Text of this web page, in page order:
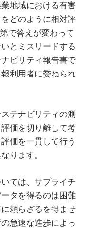
地域における有害
どのように相対評
で答えが変わって
とミスリードする
ビリティ報告書で
利用者に委ねられ
テナビリティの測
価を切り離して考
価を一貫して行う
ります。
ては、サプライチ
タを得るのは困難
頼らざるを得ませ
急速な進歩によっ